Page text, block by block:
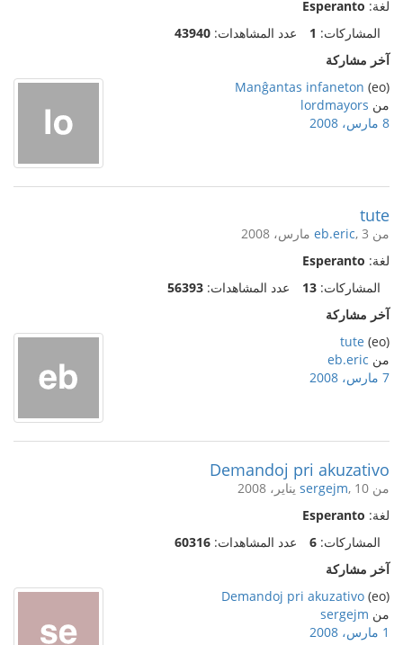
لغة: Esperanto
المشاركات: 1 عدد المشاهدات: 43940
آخر مشاركة
(eo)
Manĝantas infaneton
من lordmayors
8 مارس، 2008
tute
من eb.eric, 3 مارس، 2008
لغة: Esperanto
المشاركات: 13 عدد المشاهدات: 56393
آخر مشاركة
(eo)
tute
من eb.eric
7 مارس، 2008
Demandoj pri akuzativo
من sergejm, 10 يناير، 2008
لغة: Esperanto
المشاركات: 6 عدد المشاهدات: 60316
آخر مشاركة
(eo)
Demandoj pri akuzativo
من sergejm
1 مارس، 2008